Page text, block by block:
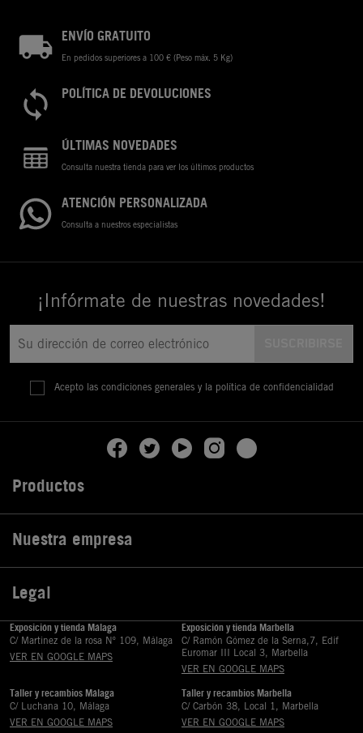
ENVÍO GRATUITO
En pedidos superiores a 100 € (Peso máx. 5 Kg)
POLÍTICA DE DEVOLUCIONES
ÚLTIMAS NOVEDADES
Consulta nuestra tienda para ver los últimos productos
ATENCIÓN PERSONALIZADA
Consulta a nuestros especialistas
¡Infórmate de nuestras novedades!
Acepto las condiciones generales y la política de confidencialidad
Productos
Nuestra empresa
Legal
Exposición y tienda Málaga
C/ Martinez de la rosa Nº 109, Málaga
VER EN GOOGLE MAPS
Exposición y tienda Marbella
C/ Ramón Gómez de la Serna,7, Edif
Euromar III Local 3, Marbella
VER EN GOOGLE MAPS
Taller y recambios Málaga
C/ Luchana 10, Málaga
VER EN GOOGLE MAPS
Taller y recambios Marbella
C/ Carbón 38, Local 1, Marbella
VER EN GOOGLE MAPS